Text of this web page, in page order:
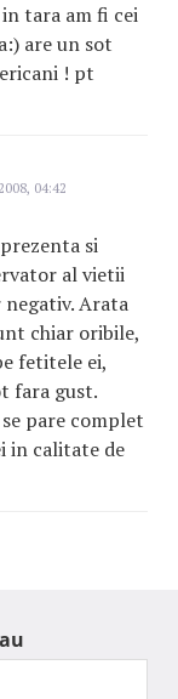
tara am fi cei
are un sot
! pt
04:42
si
al vietii
Arata
chiar oribile,
fetitele ei,
fara gust.
pare complet
in calitate de